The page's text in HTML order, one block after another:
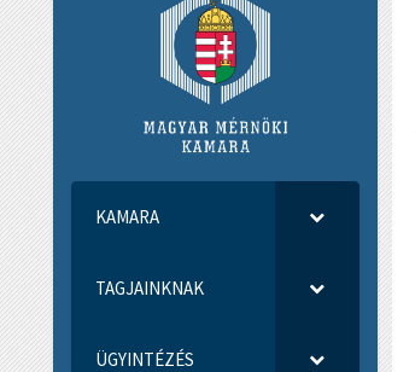
KAMARA
TAGJAINKNAK
ÜGYINTÉZÉS